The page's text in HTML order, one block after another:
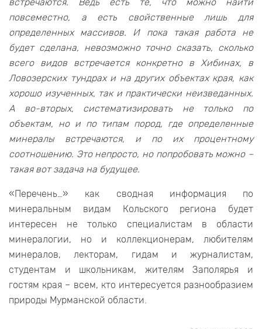
повсеместно, а есть свойственные лишь для
определенных массивов. И пока такая работа не
будет сделана, невозможно точно сказать, сколько
всего видов встречается конкретно в Хибинах, в
Ловозерских тундрах и на других объектах края, как
хорошо изученных, так и практически неизведанных.
А во-вторых, систематизировать не только по
объектам, но и по типам пород, где определенные
минералы встречаются, и по их процентному
соотношению. Это непросто, но попробовать можно –
такая вот задача на будущее.
«Перечень…» как сводная информация по
минеральным видам Кольского региона будет
интересен не только специалистам в области
минералогии, но и коллекционерам, любителям
минералов, лекторам, гидам и журналистам,
студентам и школьникам, жителям Заполярья и
гостям края – всем, кто интересуется разнообразием
природы Мурманской области.